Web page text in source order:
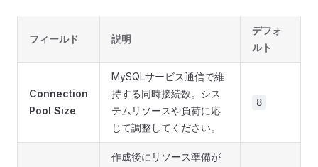
フィールド 説明
デフォ
ルト
Connection
Pool Size
MySQLサービス通信で維
持する同時接続数。シス
テムリソースや負荷に応
じて調整してください。
8
作成後にリソース準備が